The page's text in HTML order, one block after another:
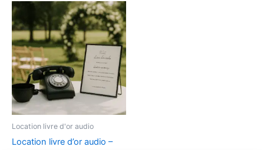
Location livre d'or audio
Location livre d’or audio –
Plage
de
prix :
€109.00
à
€134.00
Ce
produit
a
plusieurs
variations.
Les
options